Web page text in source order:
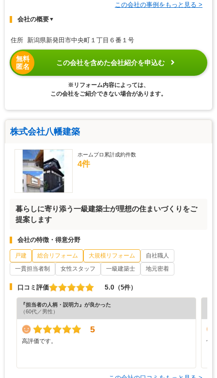
この会社の事例をもっと見る >
会社の概要▼
住所 新潟県新発田市中央町１丁目６番１号
無料
匿名
この会社を含めた会社紹介を申込む
※リフォーム内容によっては、
この会社をご紹介できない場合があります。
株式会社八幡建築
ホームプロ累計成約件数
4件
暮らしに寄り添う一級建築士が理想の住まいづくりをご
提案します
会社の特徴・得意分野
戸建 総合リフォーム 大規模リフォーム
自社職人
一貫担当者制
女性スタッフ 一級建築士 地元密着
口コミ評価 5.0 （5件）
『担当者の人柄・説明力』が良かった
（60代／男性）
5
高評価です。
仕